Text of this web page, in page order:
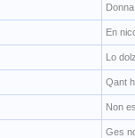
En
Lo
Qant
Non
Ges